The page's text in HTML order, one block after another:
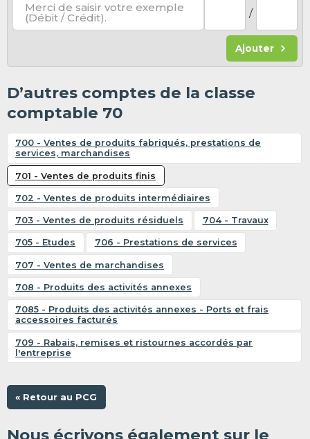
Merci de saisir votre exemple
(Débit / Crédit). /
Ajouter
D’autres comptes de la classe
comptable 70
700 - Ventes de produits fabriqués, prestations de
services, marchandises
701 - Ventes de produits finis
702 - Ventes de produits intermédiaires
703 - Ventes de produits résiduels 704 - Travaux
705 - Etudes 706 - Prestations de services
707 - Ventes de marchandises
708 - Produits des activités annexes
7085 - Produits des activités annexes - Ports et frais
accessoires facturés
709 - Rabais, remises et ristournes accordés par
l'entreprise
« Retour au PCG
Nous écrivons également sur le